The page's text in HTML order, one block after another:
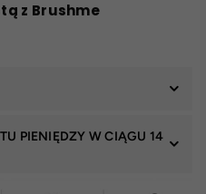
z Brushme
PIENIĘDZY W CIĄGU 14